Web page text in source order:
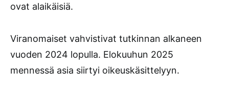
ovat alaikäisiä.
Viranomaiset vahvistivat tutkinnan alkaneen
vuoden 2024 lopulla. Elokuuhun 2025
mennessä asia siirtyi oikeuskäsittelyyn.